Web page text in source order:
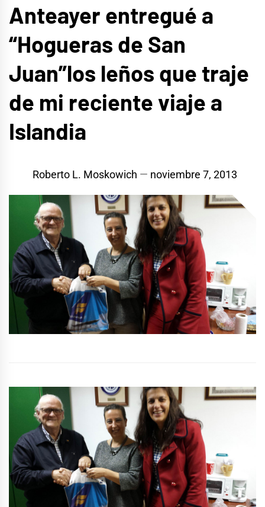
Anteayer entregué a
“Hogueras de San
Juan”los leños que traje
de mi reciente viaje a
Islandia
Roberto L. Moskowich noviembre 7, 2013